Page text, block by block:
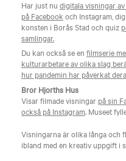
Har just nu digitala visningar
på Facebook och Instagram,
konsten i Borås Stad och quiz
samlingar.
Du kan också se en filmserie
kulturarbetare av olika slag
hur pandemin har påverkat
Bror Hjorths Hus
Visar filmade visningar på sin
också på Instagram. Museet
Visningarna är olika långa och
ibland med en kreativ uppgift i